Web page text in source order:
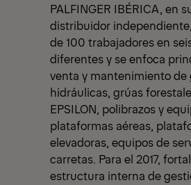
PALFINGER IBÉRICA, en
distribuidor
de 100 trabajadores en
diferentes y se enfoca
venta y mantenimiento de
hidráulicas, grúas
EPSILON, polibrazos y
plataformas aéreas,
elevadoras, equipos de
carretas. Para el 2017,
estructura interna de